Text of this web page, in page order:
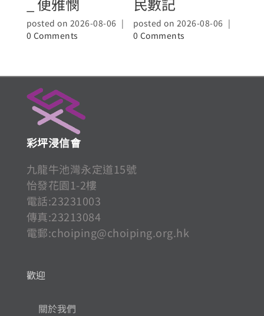
posted on 2026-08-06 |
0 Comments
posted on 2026-08-06 |
0 Comments
彩坪浸信會
九龍牛池灣永定道15號
怡發花園1-2樓
電話:23231003
傳真:23213084
電郵:choiping@choiping.org.hk
歡迎
關於我們